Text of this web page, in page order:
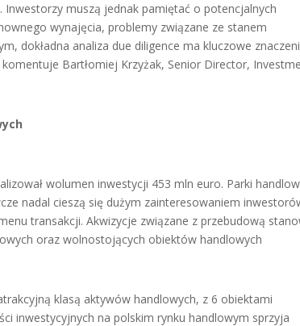
muszą jednak pamiętać o potencjalnych
wynajęcia, problemy związane ze stanem
dokładna analiza due diligence ma kluczowe
Bartłomiej Krzyżak, Senior Director,
wolumen inwestycji 453 mln euro. Parki
nadal cieszą się dużym zainteresowaniem
transakcji. Akwizycje związane z przebudową
oraz wolnostojących obiektów handlowych
klasą aktywów handlowych, z 6 obiektami
inwestycyjnych na polskim rynku handlowym sprzyja